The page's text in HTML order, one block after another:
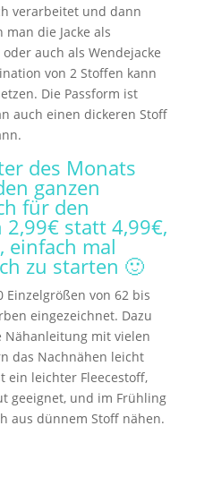
verarbeitet und dann
die Jacke als
auch als Wendejacke
von 2 Stoffen kann
Die Passform ist
auch einen dickeren Stoff
des Monats
ganzen
für den
statt 4,99€,
einfach mal
zu starten 🙂
von 62 bis
eingezeichnet. Dazu
mit vielen
das Nachnähen leicht
ein leichter Fleecestoff,
geeignet, und im Frühling
aus dünnem Stoff nähen.